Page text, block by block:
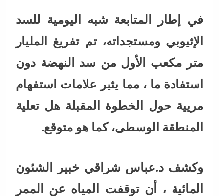
في إطار المتابعة شبه اليومية للسد
الإثيوبي ومستجداته، تم تفريغ المليار
متر مكعب الأول من سد النهضة دون
استفادة ما ، مما يثير علامات استفهام
مريية حول الخطوة المقبلة هل تعلية
المنطقة الوسطى، كما هو متوقع.
وكشف د.عباس شراقي خبير الشئون
المائية ، أن توقفت المياه عن الممر